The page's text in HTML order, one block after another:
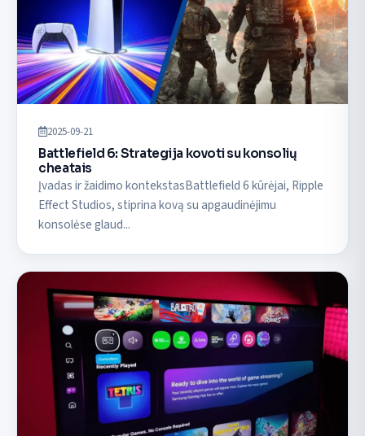
2025-09-21
Battlefield 6: Strategija kovoti su konsolių
cheatais
Įvadas ir žaidimo kontekstasBattlefield 6 kūrėjai, Ripple
Effect Studios, stiprina kovą su apgaudinėjimu
konsolėse glaud...